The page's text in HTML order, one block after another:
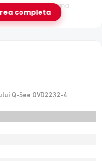
gratuit in romana
au nevoie de
produs pentru:
rezidentiale,
completa
Q-See QVD2232-4